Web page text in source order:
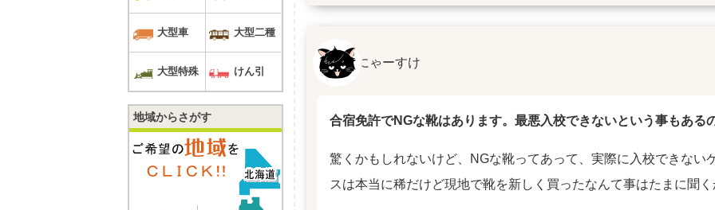
にゃーすけ
合宿免許でNGな靴はあります。最悪入校できないという事もある
驚くかもしれないけど、NGな靴ってあって、実際に入校できない
スは本当に稀だけど現地で靴を新しく買ったなんて事はたまに聞く
大型車 大型二種
大型特殊 けん引
地域からさがす